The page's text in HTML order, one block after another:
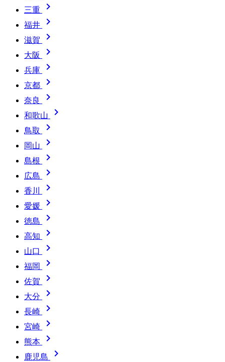
三重 
福井 
滋賀 
大阪 
兵庫 
京都 
奈良 
和歌山 
鳥取 
岡山 
島根 
広島 
香川 
愛媛 
徳島 
高知 
山口 
福岡 
佐賀 
大分 
長崎 
宮崎 
熊本 
鹿児島 